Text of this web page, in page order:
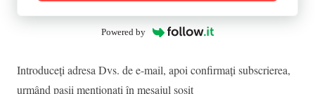
Powered by
Introduceţi adresa Dvs. de e-mail, apoi confirmaţi subscrierea,
urmând paşii menţionaţi în mesajul sosit